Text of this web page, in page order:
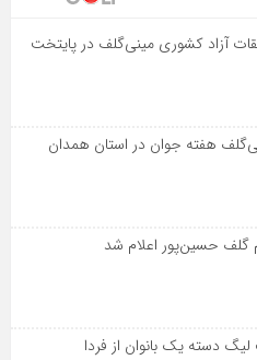
آزاد کشوری مینی‌گلف در پایتخت
هفته جوان در استان همدان
گلف حسین‌پور اعلام شد
لیگ دسته یک بانوان از فردا